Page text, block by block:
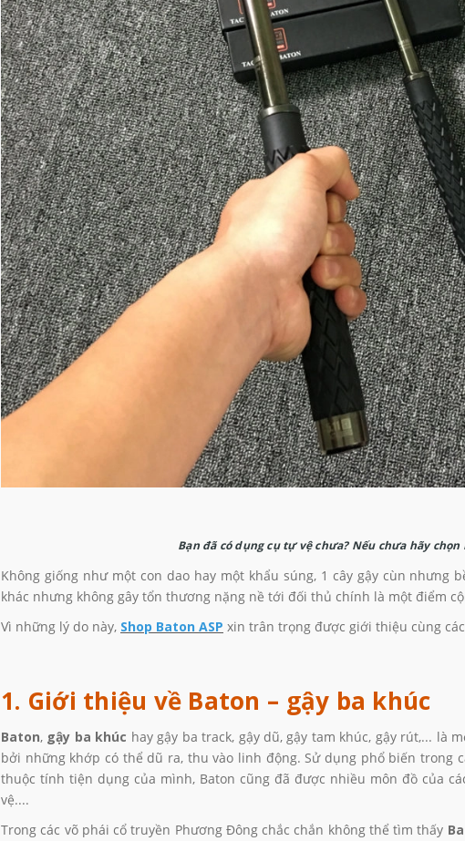
Bạn đã có dụng cụ tự vệ chưa? Nếu chưa hãy
Không giống như một con dao hay một khẩu súng, 1 cây gậy cùn
khác nhưng không gây tổn thương nặng nề tới đối thủ chính là một điểm
Vì những lý do này, Shop Baton ASP xin trân trọng được giới thiệu cùng
1. Giới thiệu về Baton – gậy ba khúc
Baton, gậy ba khúc hay gậy ba track, gậy dũ, gậy tam khúc, gậy rút,... là
bởi những khớp có thể dũ ra, thu vào linh động. Sử dụng phổ biến trong
thuộc tính tiện dụng của mình, Baton cũng đã được nhiều môn đồ của
vệ....
Trong các võ phái cổ truyền Phương Đông chắc chắn không thể tìm thấy